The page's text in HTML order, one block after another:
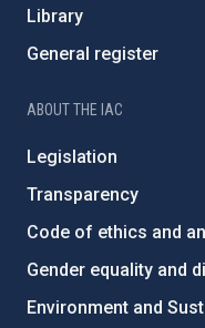
Library
General register
ABOUT THE IAC
Legislation
Transparency
Code of ethics and
Gender equality and
Environment and